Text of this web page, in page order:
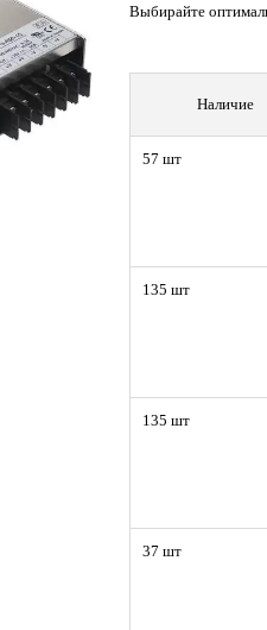
Выбирайте
Наличие
57 шт
135 шт
135 шт
37 шт